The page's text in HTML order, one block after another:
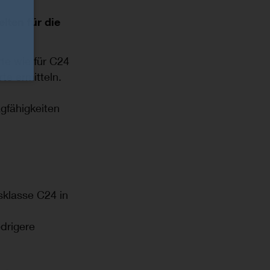
für die
wie für C24
ermitteln.
C24 in